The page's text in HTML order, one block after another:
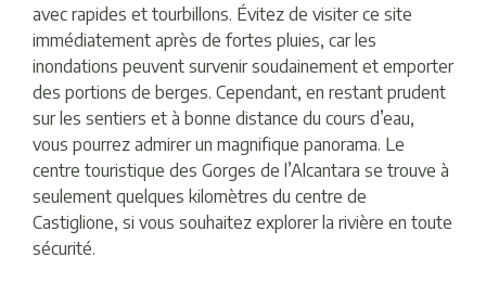
avec rapides et tourbillons. Évitez de visiter ce site
immédiatement après de fortes pluies, car les
inondations peuvent survenir soudainement et emporter
des portions de berges. Cependant, en restant prudent
sur les sentiers et à bonne distance du cours d’eau,
vous pourrez admirer un magnifique panorama. Le
centre touristique des Gorges de l’Alcantara se trouve à
seulement quelques kilomètres du centre de
Castiglione, si vous souhaitez explorer la rivière en toute
sécurité.